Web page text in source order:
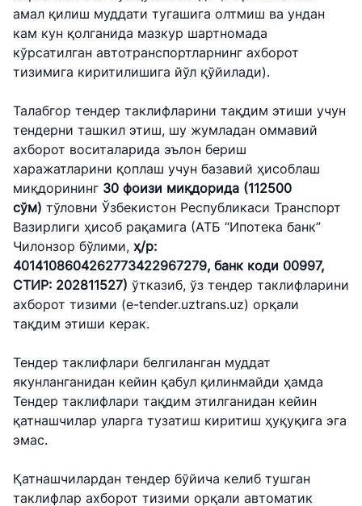
амал қилиш муддати тугашига олтмиш ва ундан
кам кун қолганида мазкур шартномада
кўрсатилган автотранспортларнинг ахборот
тизимига киритилишига йўл қўйилади).
Талабгор тендер таклифларини тақдим этиши учун
тендерни ташкил этиш, шу жумладан оммавий
ахборот воситаларида эълон бериш
харажатларини қоплаш учун базавий ҳисоблаш
миқдорининг 30 фоизи миқдорида (112500
сўм) тўловни Ўзбекистон Республикаси Транспорт
Вазирлиги ҳисоб рақамига (АТБ “Ипотека банк”
Чилонзор бўлими, ҳ/р:
4014108604262773422967279, банк коди 00997,
СТИР: 202811527) ўтказиб, ўз тендер таклифларини
ахборот тизими (e-tender.uztrans.uz) орқали
тақдим этиши керак.
Тендер таклифлари белгиланган муддат
якунланганидан кейин қабул қилинмайди ҳамда
Тендер таклифлари тақдим этилганидан кейин
қатнашчилар уларга тузатиш киритиш ҳуқуқига эга
эмас.
Қатнашчилардан тендер бўйича келиб тушган
таклифлар ахборот тизими орқали автоматик